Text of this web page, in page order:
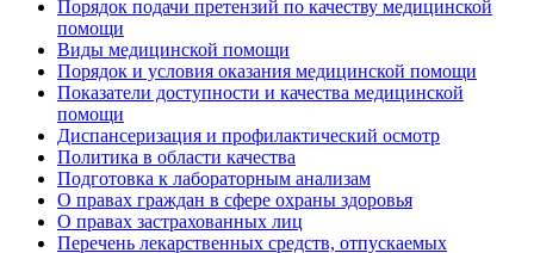
Порядок подачи претензий по качеству медицинской
помощи
Виды медицинской помощи
Порядок и условия оказания медицинской помощи
Показатели доступности и качества медицинской
помощи
Диспансеризация и профилактический осмотр
Политика в области качества
Подготовка к лабораторным анализам
О правах граждан в сфере охраны здоровья
О правах застрахованных лиц
Перечень лекарственных средств, отпускаемых